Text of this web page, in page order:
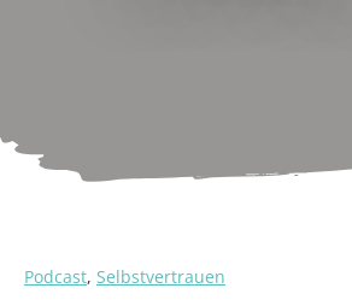
Podcast, Selbstvertrauen